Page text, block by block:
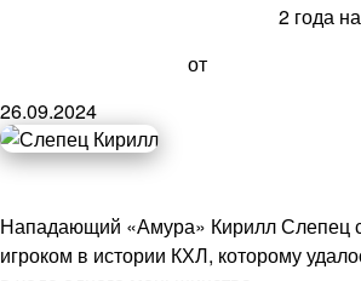
2 года
от
26.09.2024
Нападающий «Амура» Кирилл Слепец
игроком в истории КХЛ, которому